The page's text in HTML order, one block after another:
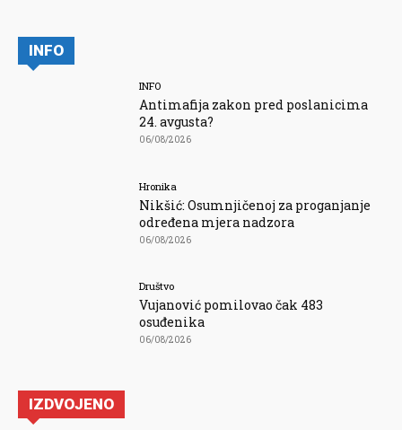
INFO
INFO
Antimafija zakon pred poslanicima
24. avgusta?
06/08/2026
Hronika
Nikšić: Osumnjičenoj za proganjanje
određena mjera nadzora
06/08/2026
Društvo
Vujanović pomilovao čak 483
osuđenika
06/08/2026
IZDVOJENO